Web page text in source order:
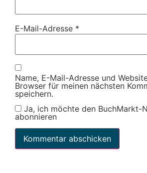
E-Mail-Adresse *
Name, E-Mail-Adresse und
Browser für meinen nächsten
speichern.
Ja, ich möchte den BuchMarkt-
abonnieren